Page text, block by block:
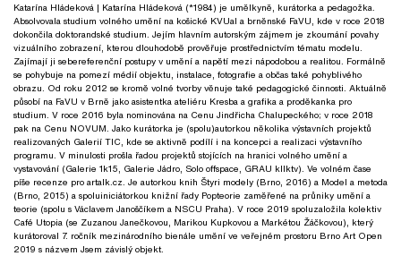
Katarína Hládeková | Katarína Hládeková (*1984) je umělkyně, kurátorka a pedagožka.
Absolvovala studium volného umění na košické KVUaI a brněnské FaVU, kde v roce 2018
dokončila doktorandské studium. Jejím hlavním autorským zájmem je zkoumání povahy
vizuálního zobrazení, kterou dlouhodobě prověřuje prostřednictvím tématu modelu.
Zajímají ji sebereferenční postupy v umění a napětí mezi nápodobou a realitou. Formálně
se pohybuje na pomezí médií objektu, instalace, fotografie a občas také pohyblivého
obrazu. Od roku 2012 se kromě volné tvorby věnuje také pedagogické činnosti. Aktuálně
působí na FaVU v Brně jako asistentka ateliéru Kresba a grafika a proděkanka pro
studium. V roce 2016 byla nominována na Cenu Jindřicha Chalupeckého; v roce 2018
pak na Cenu NOVUM. Jako kurátorka je (spolu)autorkou několika výstavních projektů
realizovaných Galerií TIC, kde se aktivně podílí i na koncepci a realizaci výstavního
programu. V minulosti prošla řadou projektů stojících na hranici volného umění a
vystavování (Galerie 1k15, Galerie Jádro, Solo offspace, GRAU kllktv). Ve volném čase
píše recenze pro artalk.cz. Je autorkou knih Štyri modely (Brno, 2016) a Model a metoda
(Brno, 2015) a spoluiniciátorkou knižní řady Popteorie zaměřené na průniky umění a
teorie (spolu s Václavem Janoščíkem a NSCU Praha). V roce 2019 spoluzaložila kolektiv
Café Utopia (se Zuzanou Janečkovou, Marikou Kupkovou a Markétou Žáčkovou), který
kurátoroval 7. ročník mezinárodního bienále umění ve veřejném prostoru Brno Art Open
2019 s názvem Jsem závislý objekt.